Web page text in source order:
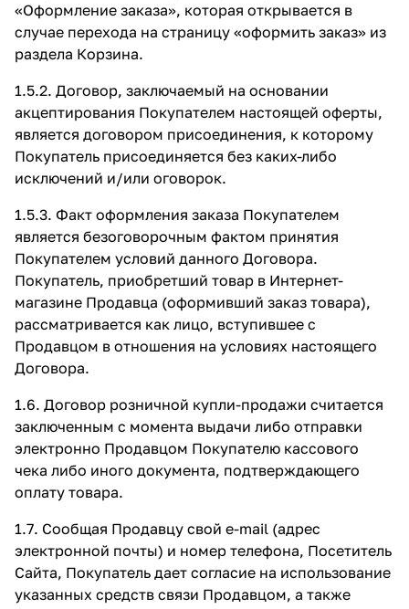
«Оформление заказа», которая открывается в
случае перехода на страницу «оформить заказ» из
раздела Корзина.
1.5.2. Договор, заключаемый на основании
акцептирования Покупателем настоящей оферты,
является договором присоединения, к которому
Покупатель присоединяется без каких-либо
исключений и/или оговорок.
1.5.3. Факт оформления заказа Покупателем
является безоговорочным фактом принятия
Покупателем условий данного Договора.
Покупатель, приобретший товар в Интернет-
магазине Продавца (оформивший заказ товара),
рассматривается как лицо, вступившее с
Продавцом в отношения на условиях настоящего
Договора.
1.6. Договор розничной купли-продажи считается
заключенным с момента выдачи либо отправки
электронно Продавцом Покупателю кассового
чека либо иного документа, подтверждающего
оплату товара.
1.7. Сообщая Продавцу свой e-mail (адрес
электронной почты) и номер телефона, Посетитель
Сайта, Покупатель дает согласие на использование
указанных средств связи Продавцом, а также